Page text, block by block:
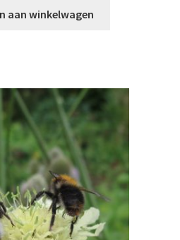
aan winkelwagen